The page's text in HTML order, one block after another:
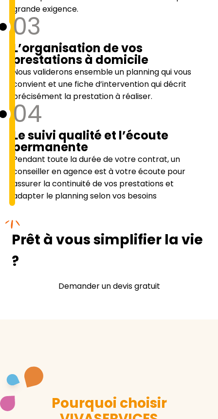
grande exigence.
03
L’organisation de vos
prestations à domicile
Nous validerons ensemble un planning qui vous
convient et une fiche d’intervention qui décrit
précisément la prestation à réaliser.
04
Le suivi qualité et l’écoute
permanente
Pendant toute la durée de votre contrat, un
conseiller en agence est à votre écoute pour
assurer la continuité de vos prestations et
adapter le planning selon vos besoins
Prêt à vous simplifier la vie
?
Demander un devis gratuit
Pourquoi choisir